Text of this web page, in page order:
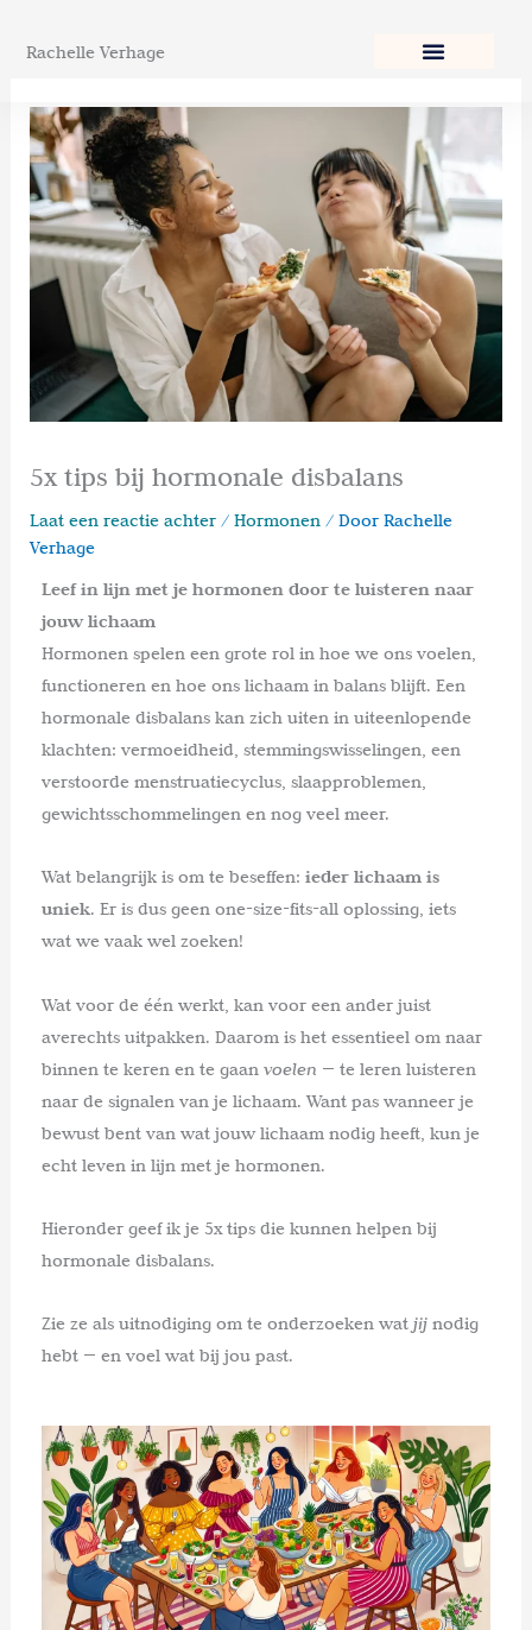
naar
inhoud
Rachelle Verhage
5x tips bij hormonale disbalans
Laat een reactie achter /Hormonen / DoorRachelle
Verhage
Leef in lijn met je hormonen door te luisteren naar
jouw lichaam
Hormonen spelen een grote rol in hoe we ons voelen,
functioneren en hoe ons lichaam in balans blijft. Een
hormonale disbalans kan zich uiten in uiteenlopende
klachten: vermoeidheid, stemmingswisselingen, een
verstoorde menstruatiecyclus, slaapproblemen,
gewichtsschommelingen en nog veel meer.
Wat belangrijk is om te beseffen:ieder lichaam is
uniek. Er is dus geen one-size-fits-all oplossing, iets
wat we vaak wel zoeken!
Wat voor de één werkt, kan voor een ander juist
averechts uitpakken. Daarom is het essentieel om naar
binnen te keren en te gaanvoelen — te leren luisteren
naar de signalen van je lichaam. Want pas wanneer je
bewust bent van wat jouw lichaam nodig heeft, kun je
echt leven in lijn met je hormonen.
Hieronder geef ik je 5x tips die kunnen helpen bij
hormonale disbalans.
Zie ze als uitnodiging om te onderzoeken watjij nodig
hebt — en voel wat bij jou past.